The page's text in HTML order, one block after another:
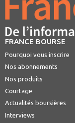
FRANCE BOURSE
Pourquoi vous inscrire
Nos abonnements
Nos produits
Courtage
Actualités boursières
Interviews